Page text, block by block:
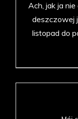
Ach, jak ja
deszczowej
listopad do